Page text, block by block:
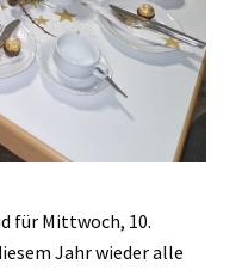
für Mittwoch, 10.
Jahr wieder alle